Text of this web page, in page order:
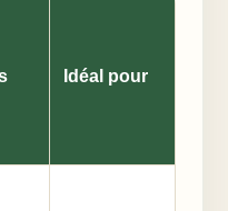
Idéal pour